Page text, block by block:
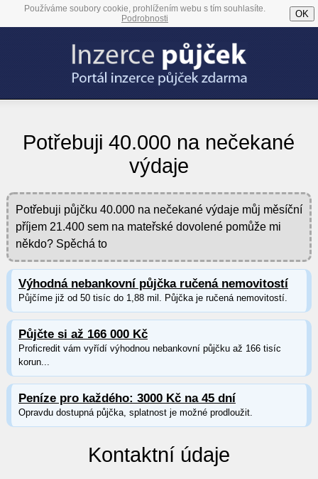
Používáme soubory cookie, prohlížením webu s tím souhlasíte.
Podrobnosti
OK
Potřebuji 40.000 na nečekané
výdaje
Potřebuji půjčku 40.000 na nečekané výdaje můj měsíční
příjem 21.400 sem na mateřské dovolené pomůže mi
někdo? Spěchá to
Výhodná nebankovní půjčka ručená nemovitostí
Půjčíme již od 50 tisíc do 1,88 mil. Půjčka je ručená nemovitostí.
Půjčte si až 166 000 Kč
Proficredit vám vyřídí výhodnou nebankovní půjčku až 166 tisíc
korun...
Peníze pro každého: 3000 Kč na 45 dní
Opravdu dostupná půjčka, splatnost je možné prodloužit.
Kontaktní údaje